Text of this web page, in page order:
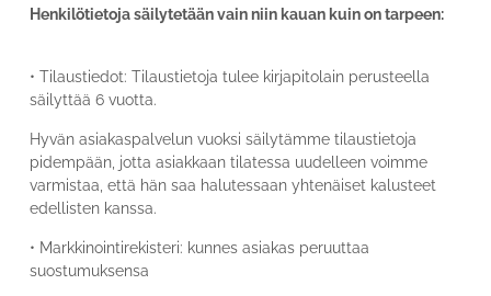
Henkilötietoja säilytetään vain niin kauan kuin on tarpeen:
• Tilaustiedot: Tilaustietoja tulee kirjapitolain perusteella
säilyttää 6 vuotta.
Hyvän asiakaspalvelun vuoksi säilytämme tilaustietoja
pidempään, jotta asiakkaan tilatessa uudelleen voimme
varmistaa, että hän saa halutessaan yhtenäiset kalusteet
edellisten kanssa.
• Markkinointirekisteri: kunnes asiakas peruuttaa
suostumuksensa